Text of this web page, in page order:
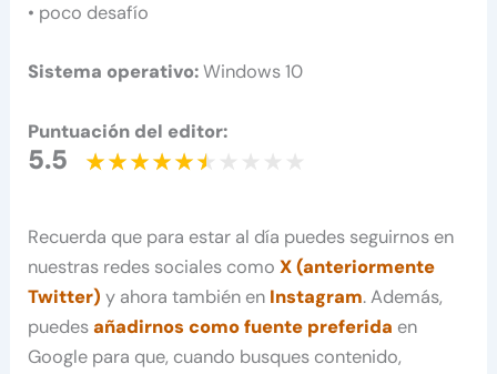
• poco desafío
Sistema operativo:Windows 10
Puntuación del editor:
5.5
Recuerda que para estar al día puedes seguirnos en
nuestras redes sociales comoX (anteriormente
Twitter) y ahora también en Instagram. Además,
puedesañadirnos como fuente preferida en
Google para que, cuando busques contenido,